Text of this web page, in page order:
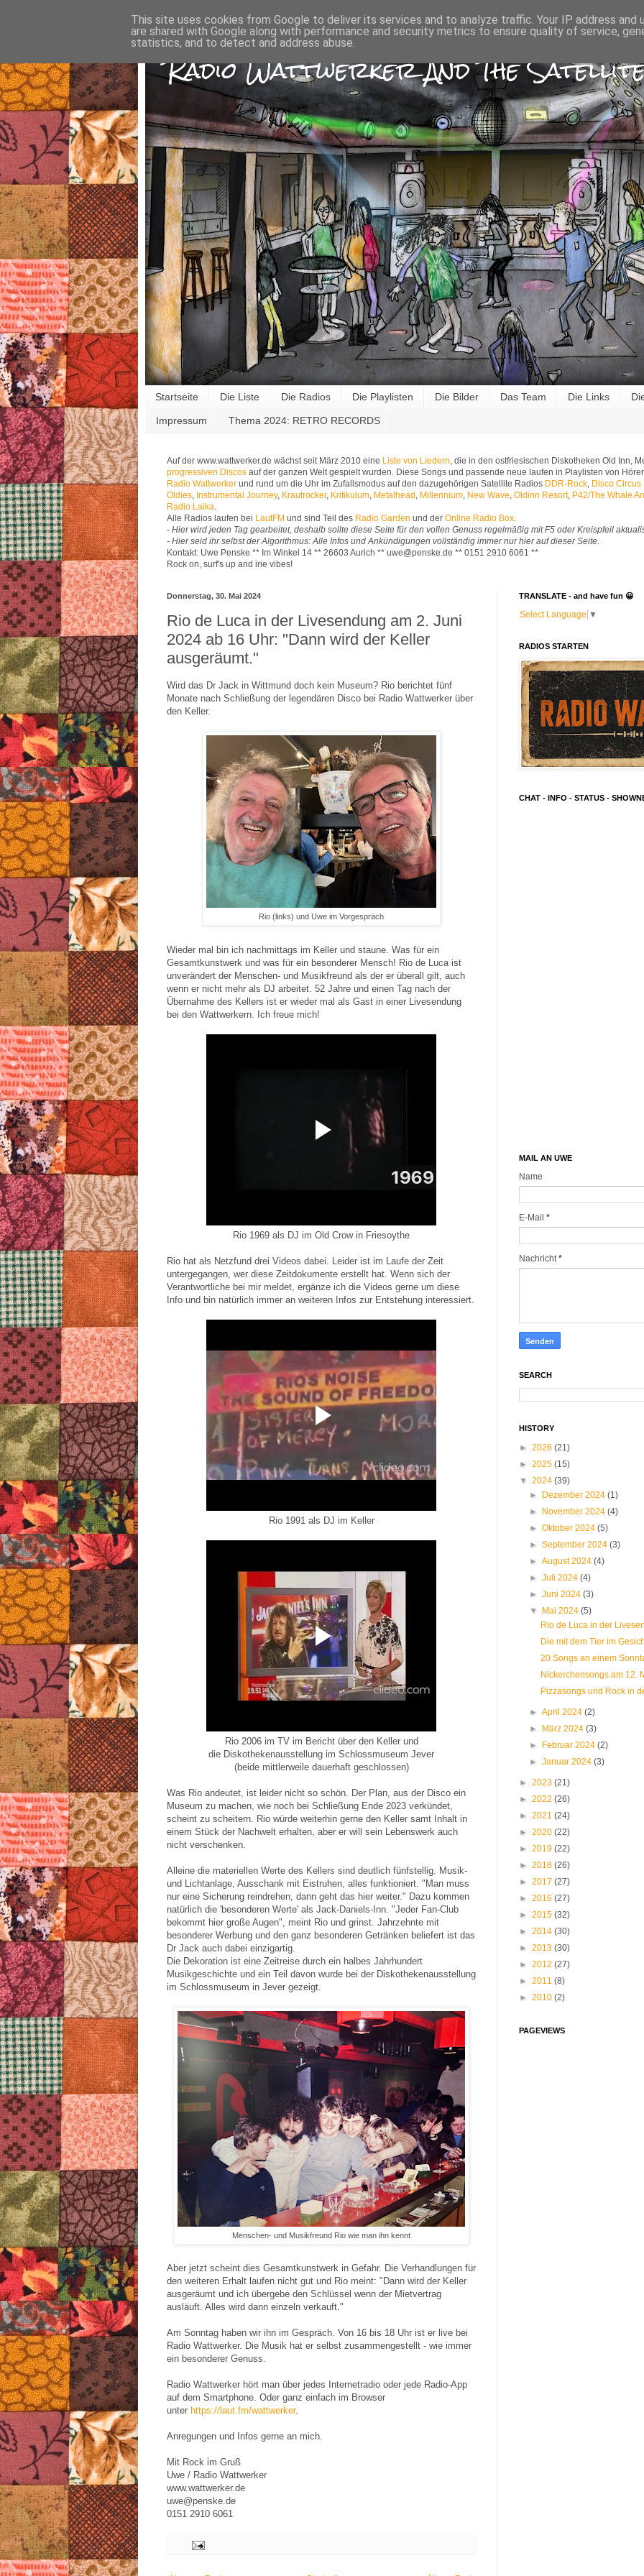
Radio Wattwerker And The
Startseite Die Liste Die Radios Die Playlisten Die Bilder Das Team Die Links
Impressum Thema 2024: RETRO RECORDS
Auf der www.wattwerker.de wächst seit März 2010 eine Liste von Liedern , die in den ostfriesischen Diskotheken Old Inn,
progressiven Discos auf der ganzen Welt gespielt wurden. Diese Songs und passende neue laufen in Playlisten von
Radio Wattwerker und rund um die Uhr im Zufallsmodus auf den dazugehörigen Satellite Radios DDR-Rock Disco Circus
Oldies Instrumental Journey, Krautrocker, Kritikulum Metalhead Millennium New Wave Oldinn Resort, P42/The Whale
Radio Laika
Alle Radios laufen bei LautFM und sind Teil des Radio Garden und der Online Radio Box
- Hier wird jeden Tag gearbeitet, deshalb sollte diese Seite für den vollen Genuss regelmäßig mit F5 oder Kreispfeil
- Hier seid ihr selbst der Algorithmus: Alle Infos und Ankündigungen vollständig immer nur hier auf dieser Seite.
Kontakt: Uwe Penske ** Im Winkel 14 ** 26603 Aurich ** uwe@penske.de ** 0151 2910 6061 **
Rock on, surf's up and irie vibes!
Donnerstag, 30. Mai 2024
Rio de Luca in der Livesendung am 2. Juni
2024 ab 16 Uhr: "Dann wird der Keller
ausgeräumt."
Wird das Dr Jack in Wittmund doch kein Museum? Rio berichtet fünf
Monate nach Schließung der legendären Disco bei Radio Wattwerker über
den Keller.
Rio (links) und Uwe im Vorgespräch
Wieder mal bin ich nachmittags im Keller und staune. Was für ein
Gesamtkunstwerk und was für ein besonderer Mensch! Rio de Luca ist
unverändert der Menschen- und Musikfreund als der er überall gilt, auch
wenn er nicht mehr als DJ arbeitet. 52 Jahre und einen Tag nach der
Übernahme des Kellers ist er wieder mal als Gast in einer Livesendung
bei den Wattwerkern. Ich freue mich!
Rio 1969 als DJ im Old Crow in Friesoythe
Rio hat als Netzfund drei Videos dabei. Leider ist im Laufe der Zeit
untergegangen, wer diese Zeitdokumente erstellt hat. Wenn sich der
Verantwortliche bei mir meldet, ergänze ich die Videos gerne um diese
Info und bin natürlich immer an weiteren Infos zur Entstehung interessiert.
Rio 1991 als DJ im Keller
Rio 2006 im TV im Bericht über den Keller und
die Diskothekenausstellung im Schlossmuseum Jever
(beide mittlerweile dauerhaft geschlossen)
Was Rio andeutet, ist leider nicht so schön. Der Plan, aus der Disco ein
Museum zu machen, wie noch bei Schließung Ende 2023 verkündet,
scheint zu scheitern. Rio würde weiterhin gerne den Keller samt Inhalt in
einem Stück der Nachwelt erhalten, aber er will sein Lebenswerk auch
nicht verschenken.
Alleine die materiellen Werte des Kellers sind deutlich fünfstellig. Musik-
und Lichtanlage, Ausschank mit Eistruhen, alles funktioniert. "Man muss
nur eine Sicherung reindrehen, dann geht das hier weiter." Dazu kommen
natürlich die 'besonderen Werte' als Jack-Daniels-Inn. "Jeder Fan-Club
bekommt hier große Augen", meint Rio und grinst. Jahrzehnte mit
besonderer Werbung und den ganz besonderen Getränken beliefert ist das
Dr Jack auch dabei einzigartig.
Die Dekoration ist eine Zeitreise durch ein halbes Jahrhundert
Musikgeschichte und ein Teil davon wurde bei der Diskothekenausstellung
im Schlossmuseum in Jever gezeigt.
Menschen- und Musikfreund Rio wie man ihn kennt
Aber jetzt scheint dies Gesamtkunstwerk in Gefahr. Die Verhandlungen für
den weiteren Erhalt laufen nicht gut und Rio meint: "Dann wird der Keller
ausgeräumt und ich übergebe den Schlüssel wenn der Mietvertrag
ausläuft. Alles wird dann einzeln verkauft."
Am Sonntag haben wir ihn im Gespräch. Von 16 bis 18 Uhr ist er live bei
Radio Wattwerker. Die Musik hat er selbst zusammengestellt - wie immer
ein besonderer Genuss.
Radio Wattwerker hört man über jedes Internetradio oder jede Radio-App
auf dem Smartphone. Oder ganz einfach im Browser
unter https://laut.fm/wattwerker.
Anregungen und Infos gerne an mich.
Mit Rock im Gruß
Uwe / Radio Wattwerker
www.wattwerker.de
uwe@penske.de
0151 2910 6061
TRANSLATE - and have fun 😀
Select Language ▼
RADIOS STARTEN
CHAT - INFO - STATUS -
MAIL AN UWE
Name
E-Mail *
Nachricht*
SEARCH
HISTORY
► 2026 (21)
► 2025 (15)
▼ 2024 (39)
►
Dezember 2024(1)
►
November 2024(4)
►Oktober 2024(5)
►September 2024(3)
►August 2024(4)
►Juli 2024(4)
►Juni 2024(3)
▼
Mai 2024(5)
Rio de Luca in der
Die mit dem Tier im
20 Songs an einem
Nickerchensongs am 12.
Pizzasongs und Rock in
►April 2024(2)
►
März 2024(3)
►
Februar 2024(2)
►Januar 2024(3)
► 2023 (21)
► 2022 (26)
► 2021 (24)
► 2020 (22)
► 2019 (22)
► 2018 (26)
► 2017 (27)
► 2016 (27)
► 2015 (32)
► 2014 (30)
► 2013 (30)
► 2012 (27)
► 2011 (8)
► 2010 (2)
PAGEVIEWS
This site uses cookies from Google to deliver its services and to analyze traffic. Your IP address and
are shared with Google along with performance and security metrics to ensure quality of service,
statistics, and to detect and address abuse.